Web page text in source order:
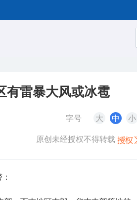
有雷暴大风或冰雹
字号 大 中 小
原创未经授权不得转载